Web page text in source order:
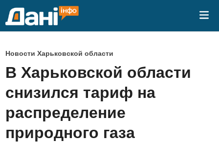
О
п
у
б
л
и
Новости Харьковской области
В Харьковской области
снизился тариф на
распределение
природного газа